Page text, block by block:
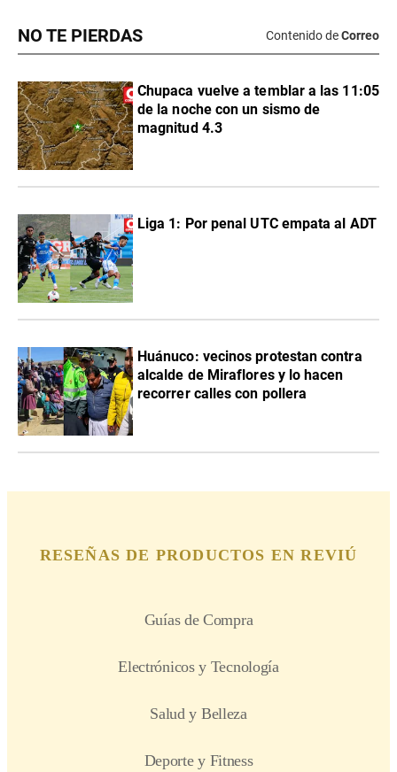
NO TE PIERDAS Contenido deCorreo
Chupaca vuelve a temblar a las 11:05
de la noche con un sismo de
magnitud 4.3
Liga 1: Por penal UTC empata al ADT
Huánuco: vecinos protestan contra
alcalde de Miraflores y lo hacen
recorrer calles con pollera